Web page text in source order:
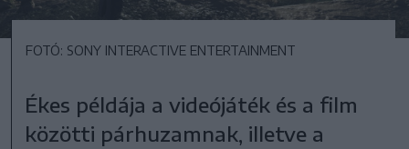
FOTÓ: SONY INTERACTIVE ENTERTAINMENT
Ékes példája a videójáték és a film
közötti párhuzamnak, illetve a